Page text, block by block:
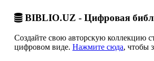
BIBLIO.UZ - Цифровая
Создайте свою авторскую коллекцию
цифровом виде. Нажмите сюда, чтобы